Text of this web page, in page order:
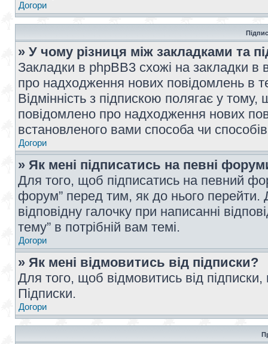
Догори
» У чому різниця між закладками та
Закладки в phpBB3 схожі на закладки
про надходження нових повідомлень в
Відмінність з підпискою полягає у
повідомлено про надходження нових
встановленого вами способа чи
Догори
» Як мені підписатись на певні
Для того, щоб підписатись на певний
форум” перед тим, як до нього перейти.
відповідну галочку при написанні
тему” в потрібній вам темі.
Догори
» Як мені відмовитись від підписки?
Для того, щоб відмовитись від
Підписки.
Догори